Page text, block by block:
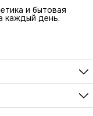
и бытовая
каждый день.